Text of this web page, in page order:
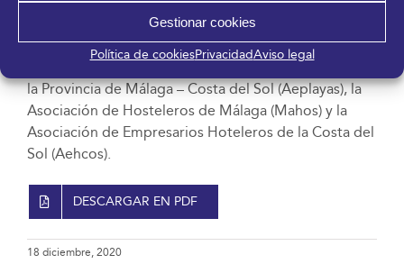
Gestionar cookies
Política de cookiesPrivacidadAviso legal
Planificación Costa del Sol y la marca promocional
‘Sabor a Málaga’. Como promotores sectoriales
la Provincia de Málaga – Costa del Sol (Aeplayas), la
Asociación de Hosteleros de Málaga (Mahos) y la
Asociación de Empresarios Hoteleros de la Costa del
Sol (Aehcos).
DESCARGAR EN PDF
18 diciembre, 2020